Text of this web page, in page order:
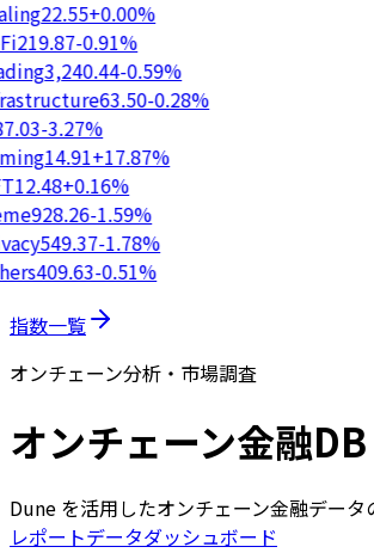
22.55+0.00%
219.87-0.91%
3,240.44-0.59%
63.50-0.28%
-3.27%
14.91+17.87%
12.48+0.16%
928.26-1.59%
549.37-1.78%
409.63-0.51%
指数一覧
オンチェーン分析・市場調査
オンチェーン金融DB
Dune を活用したオンチェーン金融デー
レポートデータダッシュボード